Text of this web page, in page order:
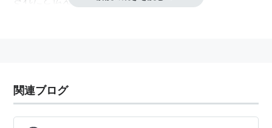
関連ブログ